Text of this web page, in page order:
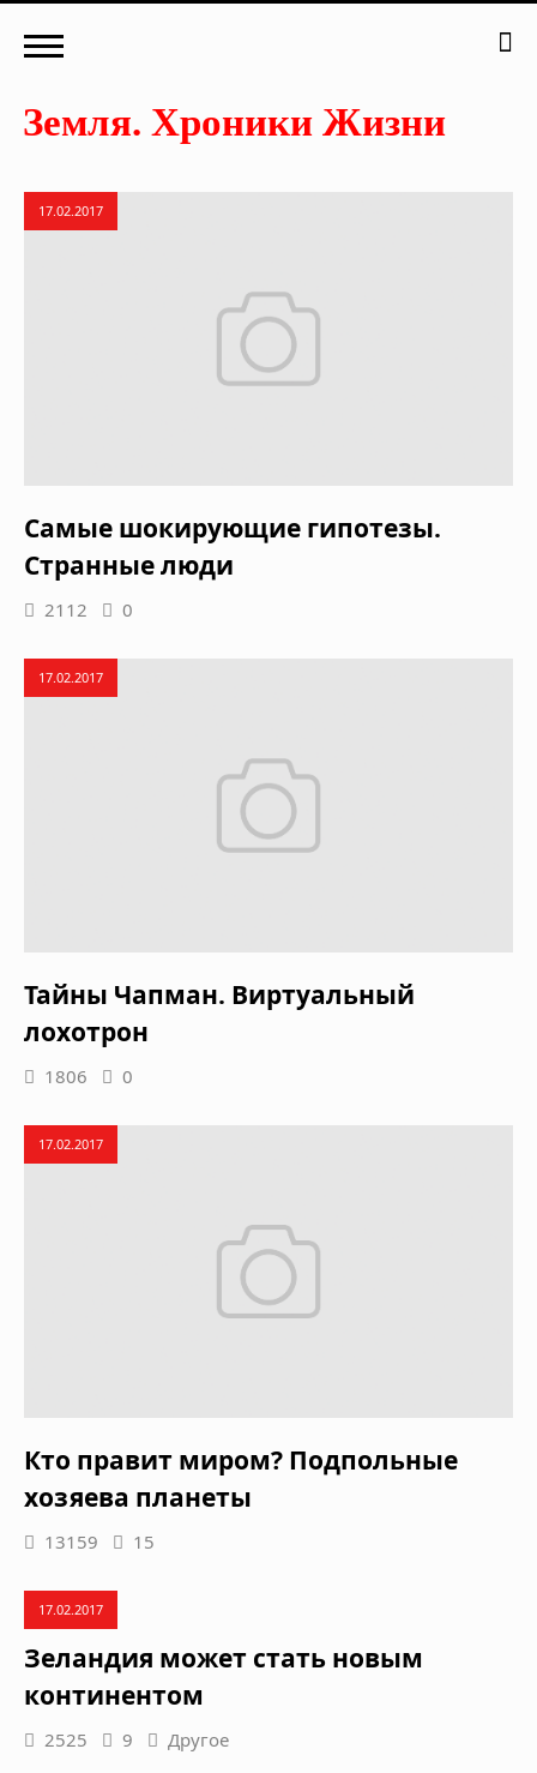
17.02.2017
Самые шокирующие гипотезы.
Странные люди
2112 0
17.02.2017
Тайны Чапман. Виртуальный
лохотрон
1806 0
17.02.2017
Кто правит миром? Подпольные
хозяева планеты
13159 15
17.02.2017
Зеландия может стать новым
континентом
2525 9 Другое